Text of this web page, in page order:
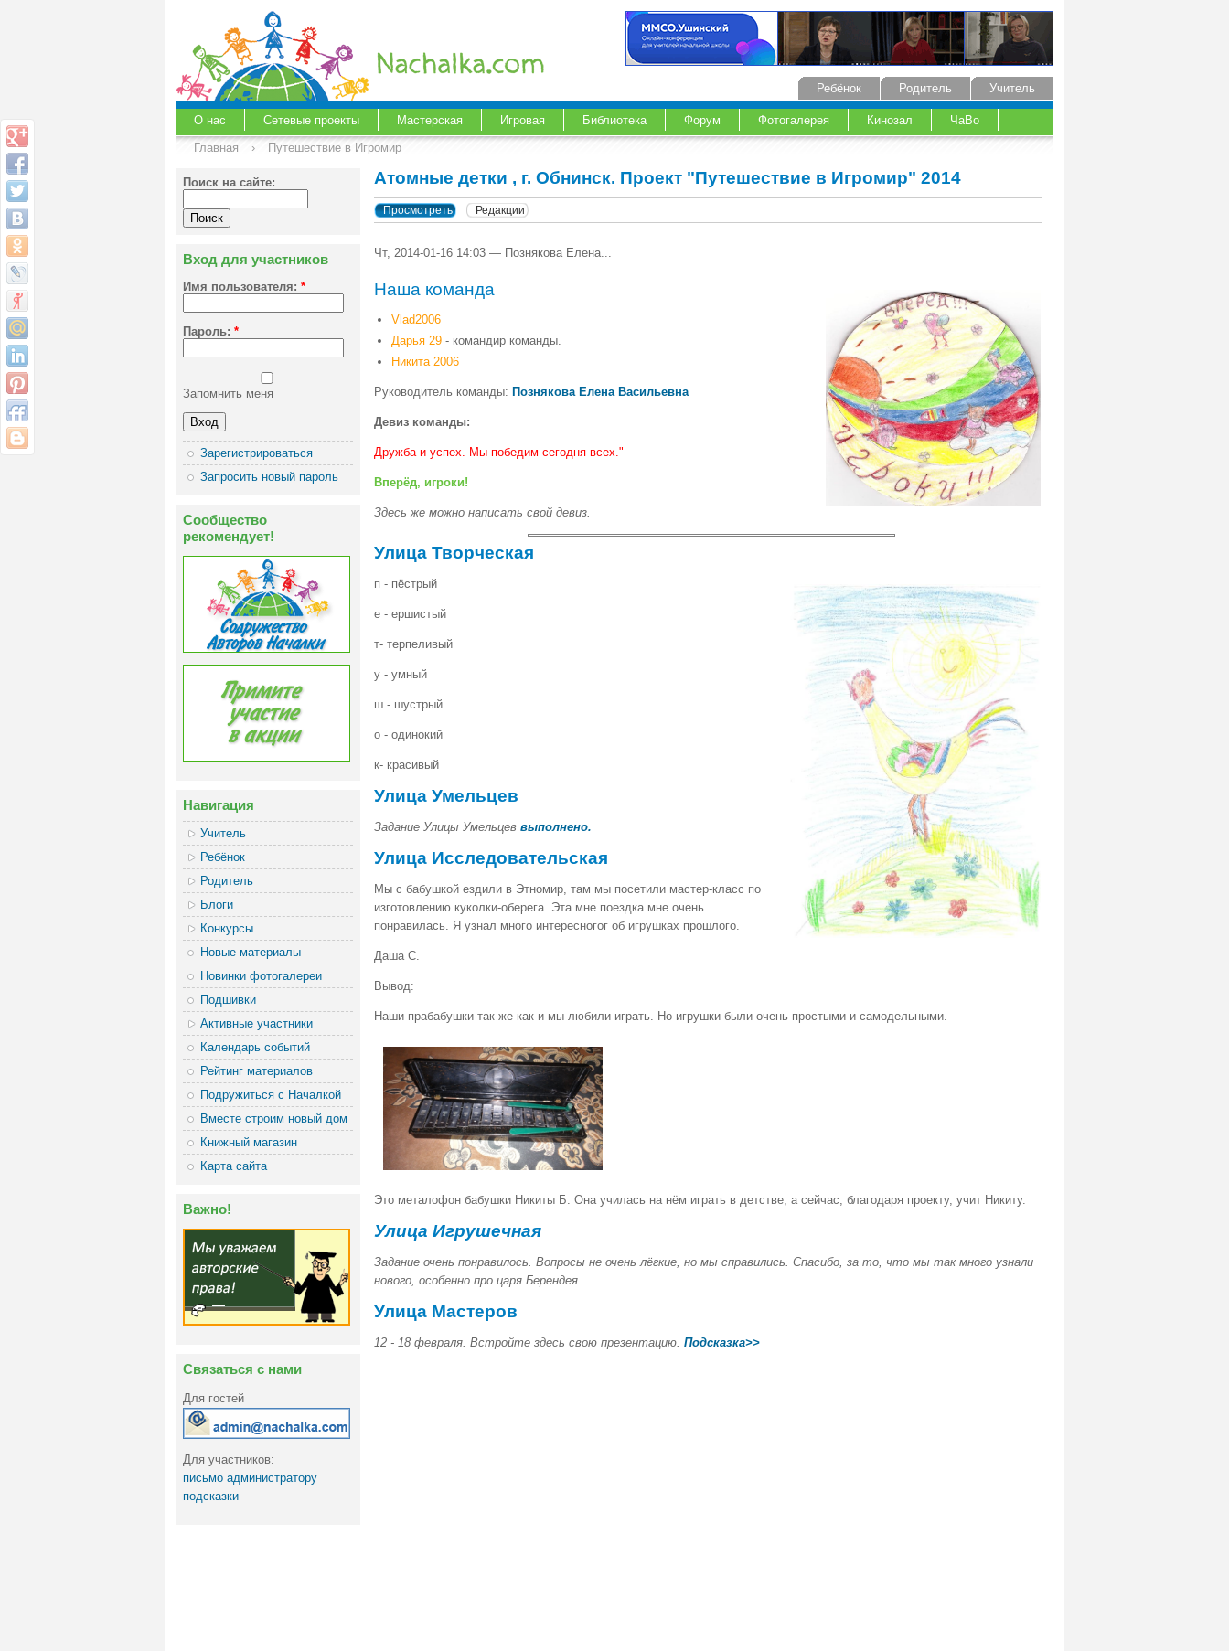
Учитель
Родитель
Ребёнок
О нас Сетевые проекты Мастерская Игровая Библиотека Форум Фотогалерея Кинозал
ЧаВо
Главная
› Путешествие в Игромир
Поиск на сайте:
Вход для участников
Имя пользователя: *
Пароль: *
Запомнить меня
Зарегистрироваться
Запросить новый пароль
Сообщество
рекомендует!
Навигация
Учитель
Ребёнок
Родитель
Блоги
Конкурсы
Новые материалы
Новинки фотогалереи
Подшивки
Активные участники
Календарь событий
Рейтинг материалов
Подружиться с Началкой
Вместе строим новый дом
Книжный магазин
Карта сайта
Важно!
Связаться с нами
Для гостей
Для участников:
письмо администратору
подсказки
Атомные детки , г. Обнинск. Проект "Путешествие в Игромир" 2014
Просмотреть Редакции
Чт, 2014-01-16 14:03 — Познякова Елена...
Наша команда
Vlad2006
Дарья 29 - командир команды.
Никита 2006
Руководитель команды: Познякова Елена Васильевна
Девиз команды:
Дружба и успех. Мы победим сегодня всех."
Вперёд, игроки!
Здесь же можно написать свой девиз.
Улица Творческая
п - пёстрый
е - ершистый
т- терпеливый
у - умный
ш - шустрый
о - одинокий
к- красивый
Улица Умельцев
Задание Улицы Умельцеввыполнено.
Улица Исследовательская
Мы с бабушкой ездили в Этномир, там мы посетили мастер-класс по
изготовлению куколки-оберега. Эта мне поездка мне очень
понравилась. Я узнал много интересногог об игрушках прошлого.
Даша С.
Вывод:
Наши прабабушки так же как и мы любили играть. Но игрушки были очень простыми и самодельными.
Это металофон бабушки Никиты Б. Она училась на нём играть в детстве, а сейчас, благодаря проекту, учит Никиту.
Улица Игрушечная
Задание очень понравилось. Вопросы не очень лёгкие, но мы справились. Спасибо, за то, что мы так много узнали
нового, особенно про царя Берендея.
Улица Мастеров
12 - 18 февраля. Встройте здесь свою презентацию. Подсказка>>